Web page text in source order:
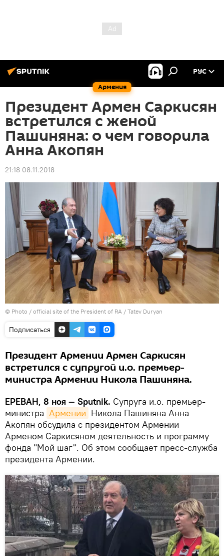
Армения
РУС
Президент Армен Саркисян
встретился с женой
Пашиняна: о чем говорила
Анна Акопян
21:18 08.11.2018
© Photo / official site of the President of RA / Tatev Duryan
Подписаться
Президент Армении Армен Саркисян
встретился с супругой и.о. премьер-
министра Армении Никола Пашиняна.
ЕРЕВАН, 8 ноя — Sputnik. Супруга и.о. премьер-
министра Армении Никола Пашиняна Анна
Акопян обсудила с президентом Армении
Арменом Саркисяном деятельность и программу
фонда "Мой шаг". Об этом сообщает пресс-служба
президента Армении.